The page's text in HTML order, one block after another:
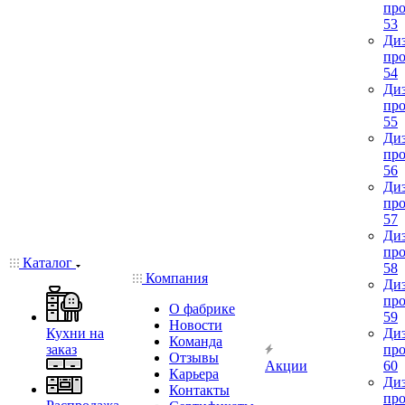
Каталог
Кухни на
заказ
Компания
О фабрике
Новости
Команда
Отзывы
Карьера
Контакты
Акции
53
54
55
56
57
58
59
60